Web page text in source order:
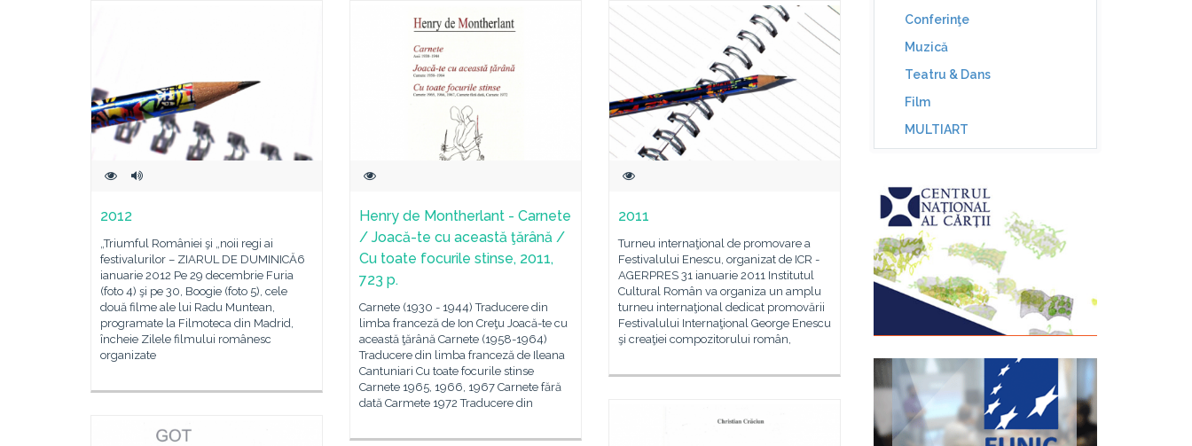
2012
„Triumful României şi „noii regi ai
festivalurilor – ZIARUL DE DUMINICĂ6
ianuarie 2012 Pe 29 decembrie Furia
(foto 4) şi pe 30, Boogie (foto 5), cele
două filme ale lui Radu Muntean,
programate la Filmoteca din Madrid,
încheie Zilele filmului românesc
organizate
Henry de Montherlant - Carnete
/ Joacă-te cu această ţărână /
Cu toate focurile stinse, 2011,
723 p.
Carnete (1930 - 1944) Traducere din
limba franceză de Ion Creţu Joacă-te cu
această ţărână Carnete (1958-1964)
Traducere din limba franceză de Ileana
Cantuniari Cu toate focurile stinse
Carnete 1965, 1966, 1967 Carnete fără
dată Carmete 1972 Traducere din
2011
Turneu internaţional de promovare a
Festivalului Enescu, organizat de ICR -
AGERPRES 31 ianuarie 2011 Institutul
Cultural Român va organiza un amplu
turneu internaţional dedicat promovării
Festivalului Internaţional George Enescu
şi creaţiei compozitorului român,
Conferinţe
Muzică
Teatru & Dans
Film
MULTIART